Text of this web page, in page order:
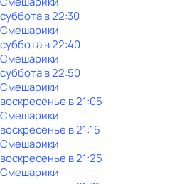
субботав22:30
Смешарики
субботав22:40
Смешарики
субботав22:50
Смешарики
воскресенье в21:05
Смешарики
воскресенье в21:15
Смешарики
воскресенье в21:25
Смешарики